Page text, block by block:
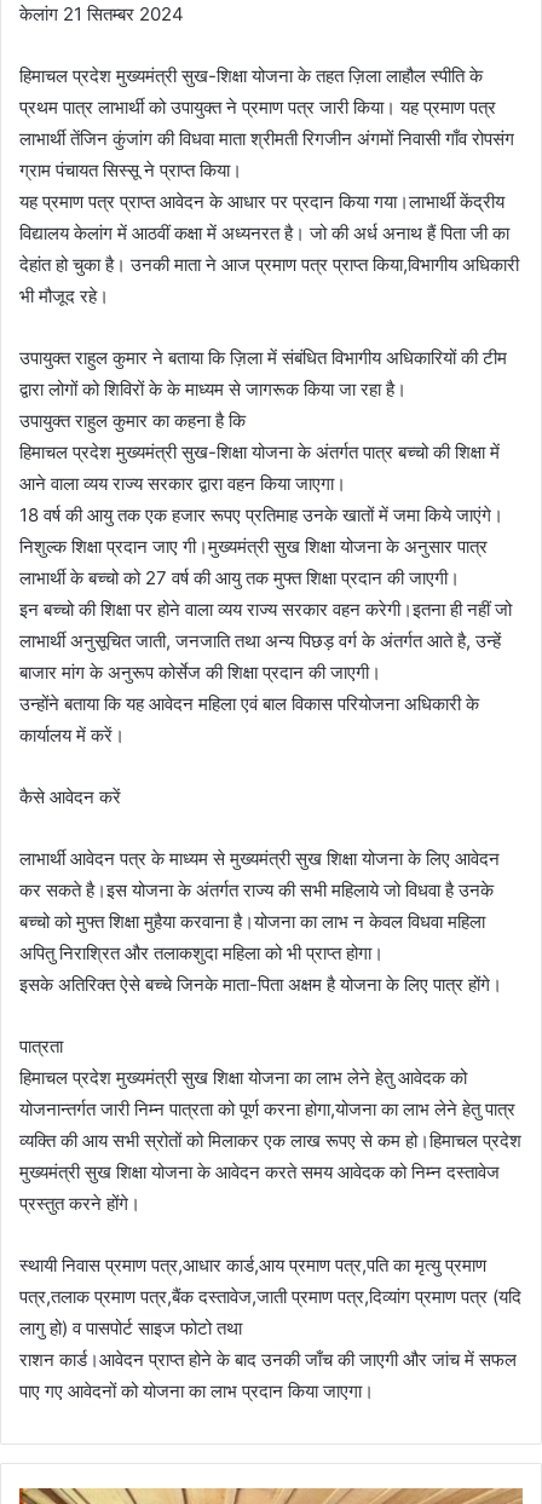
केलांग 21 सितम्बर 2024
हिमाचल प्रदेश मुख्यमंत्री सुख-शिक्षा योजना के तहत ज़िला लाहौल स्पीति के
प्रथम पात्र लाभार्थी को उपायुक्त ने प्रमाण पत्र जारी किया। यह प्रमाण पत्र
लाभार्थी तेंजिन कुंजांग की विधवा माता श्रीमती रिगजीन अंगमों निवासी गाँव रोपसंग
ग्राम पंचायत सिस्सू ने प्राप्त किया।
यह प्रमाण पत्र प्राप्त आवेदन के आधार पर प्रदान किया गया।लाभार्थी केंद्रीय
विद्यालय केलांग में आठवीं कक्षा में अध्यनरत है। जो की अर्ध अनाथ हैं पिता जी का
देहांत हो चुका है। उनकी माता ने आज प्रमाण पत्र प्राप्त किया,विभागीय अधिकारी
भी मौजूद रहे।
उपायुक्त राहुल कुमार ने बताया कि ज़िला में संबंधित विभागीय अधिकारियों की टीम
द्वारा लोगों को शिविरों के के माध्यम से जागरूक किया जा रहा है।
उपायुक्त राहुल कुमार का कहना है कि
हिमाचल प्रदेश मुख्यमंत्री सुख-शिक्षा योजना के अंतर्गत पात्र बच्चो की शिक्षा में
आने वाला व्यय राज्य सरकार द्वारा वहन किया जाएगा।
18 वर्ष की आयु तक एक हजार रूपए प्रतिमाह उनके खातों में जमा किये जाएंगे।
निशुल्क शिक्षा प्रदान जाए गी।मुख्यमंत्री सुख शिक्षा योजना के अनुसार पात्र
लाभार्थी के बच्चो को 27 वर्ष की आयु तक मुफ्त शिक्षा प्रदान की जाएगी।
इन बच्चो की शिक्षा पर होने वाला व्यय राज्य सरकार वहन करेगी।इतना ही नहीं जो
लाभार्थी अनुसूचित जाती, जनजाति तथा अन्य पिछड़ वर्ग के अंतर्गत आते है, उन्हें
बाजार मांग के अनुरूप कोर्सेज की शिक्षा प्रदान की जाएगी।
उन्होंने बताया कि यह आवेदन महिला एवं बाल विकास परियोजना अधिकारी के
कार्यालय में करें।
कैसे आवेदन करें
लाभार्थी आवेदन पत्र के माध्यम से मुख्यमंत्री सुख शिक्षा योजना के लिए आवेदन
कर सकते है।इस योजना के अंतर्गत राज्य की सभी महिलाये जो विधवा है उनके
बच्चो को मुफ्त शिक्षा मुहैया करवाना है।योजना का लाभ न केवल विधवा महिला
अपितु निराश्रित और तलाकशुदा महिला को भी प्राप्त होगा।
इसके अतिरिक्त ऐसे बच्चे जिनके माता-पिता अक्षम है योजना के लिए पात्र होंगे।
पात्रता
हिमाचल प्रदेश मुख्यमंत्री सुख शिक्षा योजना का लाभ लेने हेतु आवेदक को
योजनान्तर्गत जारी निम्न पात्रता को पूर्ण करना होगा,योजना का लाभ लेने हेतु पात्र
व्यक्ति की आय सभी स्रोतों को मिलाकर एक लाख रूपए से कम हो।हिमाचल प्रदेश
मुख्यमंत्री सुख शिक्षा योजना के आवेदन करते समय आवेदक को निम्न दस्तावेज
प्रस्तुत करने होंगे।
स्थायी निवास प्रमाण पत्र,आधार कार्ड,आय प्रमाण पत्र,पति का मृत्यु प्रमाण
पत्र,तलाक प्रमाण पत्र,बैंक दस्तावेज,जाती प्रमाण पत्र,दिव्यांग प्रमाण पत्र (यदि
लागु हो) व पासपोर्ट साइज फोटो तथा
राशन कार्ड।आवेदन प्राप्त होने के बाद उनकी जाँच की जाएगी और जांच में सफल
पाए गए आवेदनों को योजना का लाभ प्रदान किया जाएगा।